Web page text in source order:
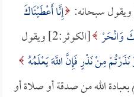
إِنَّا أَعْطَيْنَاكَ
وَانْحَرْ
[الكوثر:2] ويقول
مِنْ نَذْرٍ فَإِنَّ اللَّهَ يَعْلَمُهُ
التزام بعبادة الله من صدقة أو صلاة أو